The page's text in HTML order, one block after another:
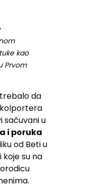
kao
Prvom
da
sačuvani u
i poruka
od Beti u
koje su na